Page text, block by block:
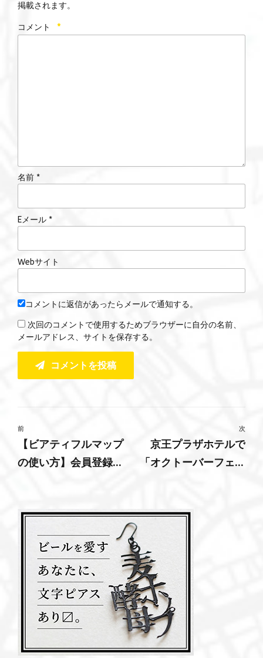
掲載されます。
コメント *
名前 *
Eメール *
Webサイト
コメントに返信があったらメールで通知する。
次回のコメントで使用するためブラウザーに自分の名前、
メールアドレス、サイトを保存する。
コメントを投稿
前
【ビアティフルマップ
の使い方】会員登録
ぱーい！
次
京王プラザホテルで
「オクトーバーフェス
種のフードを館内8店舗